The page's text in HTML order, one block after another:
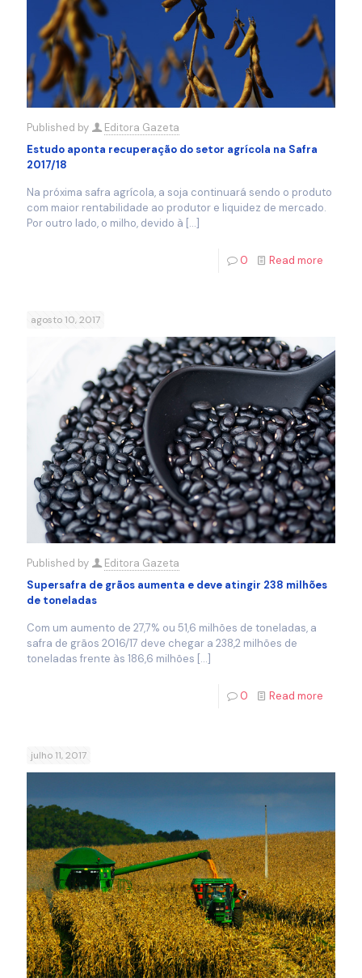
Published by
Editora Gazeta
Estudo aponta recuperação do setor agrícola na Safra
2017/18
Na próxima safra agrícola, a soja continuará sendo o produto
com maior rentabilidade ao produtor e liquidez de mercado.
Por outro lado, o milho, devido à […]
0 Read more
agosto 10, 2017
Published by
Editora Gazeta
Supersafra de grãos aumenta e deve atingir 238 milhões
de toneladas
Com um aumento de 27,7% ou 51,6 milhões de toneladas, a
safra de grãos 2016/17 deve chegar a 238,2 milhões de
toneladas frente às 186,6 milhões […]
0 Read more
julho 11, 2017